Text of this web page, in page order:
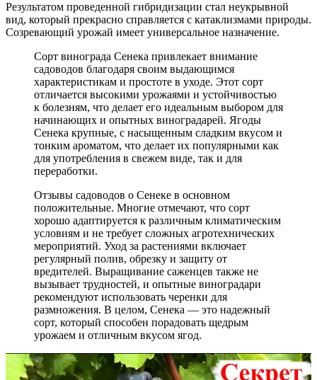
Результатом проведенной гибридизации стал неукрывной
вид, который прекрасно справляется с катаклизмами природы.
Созревающий урожай имеет универсальное назначение.
Сорт винограда Сенека привлекает внимание
садоводов благодаря своим выдающимся
характеристикам и простоте в уходе. Этот сорт
отличается высокими урожаями и устойчивостью
к болезням, что делает его идеальным выбором для
начинающих и опытных виноградарей. Ягоды
Сенека крупные, с насыщенным сладким вкусом и
тонким ароматом, что делает их популярными как
для употребления в свежем виде, так и для
переработки.
Отзывы садоводов о Сенеке в основном
положительные. Многие отмечают, что сорт
хорошо адаптируется к различным климатическим
условиям и не требует сложных агротехнических
мероприятий. Уход за растениями включает
регулярный полив, обрезку и защиту от
вредителей. Выращивание саженцев также не
вызывает трудностей, и опытные виноградари
рекомендуют использовать черенки для
размножения. В целом, Сенека — это надежный
сорт, который способен порадовать щедрым
урожаем и отличным вкусом ягод.